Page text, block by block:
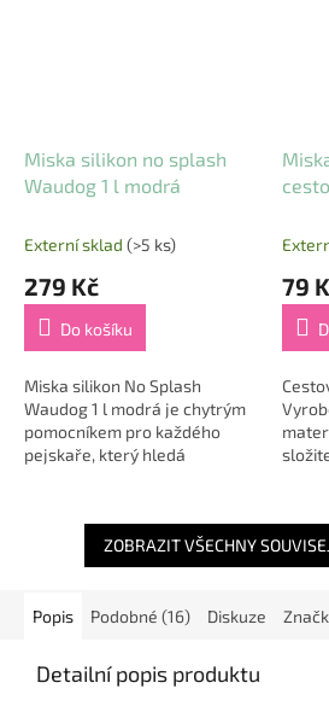
Miska silikon no splash
Waudog 1 l modrá
Externí sklad (>5 ks)
279 Kč
Do košíku
Miska silikon No Splash
Waudog 1 l modrá je chytrým
pomocníkem pro každého
pejskaře, který hledá
každodenní použití 🐶💧. Díky...
79
ZOBRAZIT VŠECHNY
Popis Podobné (16) Diskuze
Detailní popis produktu